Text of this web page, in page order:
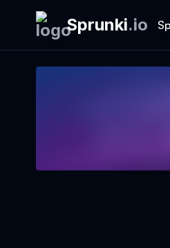
Sprunki.io